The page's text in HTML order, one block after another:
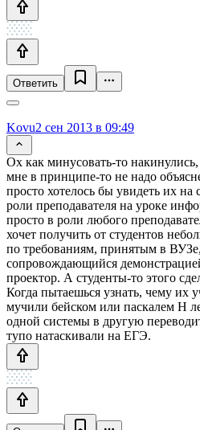
Ответить
Kovu2 сен 2013 в 09:49
Ох как минусовать-то
мне в принципе-то не надо
просто хотелось бы увидеть их на
роли преподавателя на уроке
просто в роли любого
хочет получить от студентов
по требованиям, принятым в
сопровождающийся
проектор. А студенты-то этого
Когда пытаешься узнать, чему их
мучили бейском или паскалем Н
одной системы в другую
тупо натаскивали на ЕГЭ.